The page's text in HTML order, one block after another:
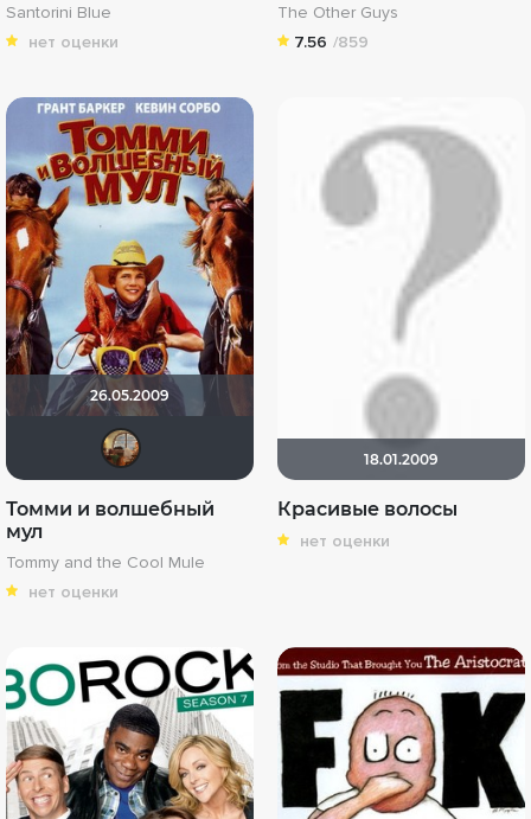
Santorini Blue
нет оценки
The Other Guys
7.56 /859
26.05.2009
Лёльк@777
Томми и волшебный
мул
Tommy and the Cool Mule
нет оценки
18.01.2009
Красивые волосы
нет оценки